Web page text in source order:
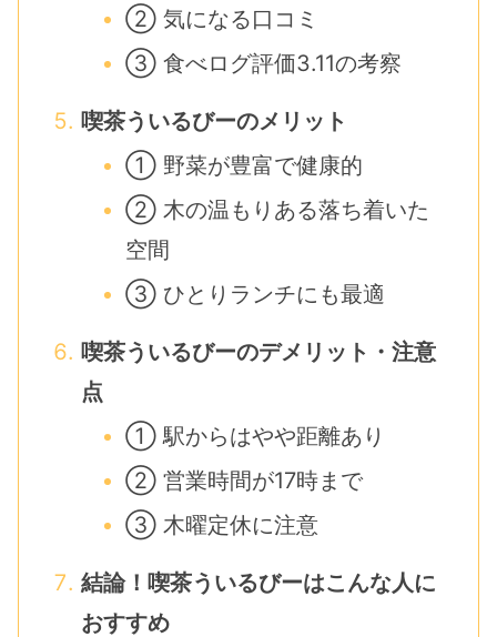
② 気になる口コミ
③ 食べログ評価3.11の考察
喫茶ういるびーのメリット
① 野菜が豊富で健康的
② 木の温もりある落ち着いた
空間
③ ひとりランチにも最適
喫茶ういるびーのデメリット・注意
点
① 駅からはやや距離あり
② 営業時間が17時まで
③ 木曜定休に注意
結論！喫茶ういるびーはこんな人に
おすすめ